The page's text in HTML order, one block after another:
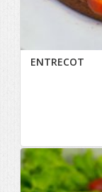
ENTRECOT